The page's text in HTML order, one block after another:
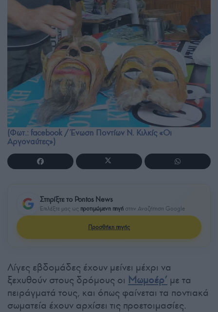
(Φωτ.: facebook / Ένωση Ποντίων Ν. Κιλκίς «Οι
Αργοναύτες»)
Στηρίξτε το Pontos News
Επιλέξτε μας ως προτιμώμενη πηγή στην Αναζήτηση Google
Προσθήκη πηγής
Λίγες εβδομάδες έχουν μείνει μέχρι να
ξεχυθούν στους δρόμους οι Μωμοέρ’ με τα
πειράγματά τους, και όπως φαίνεται τα ποντιακά
σωματεία έχουν αρχίσει τις προετοιμασίες.